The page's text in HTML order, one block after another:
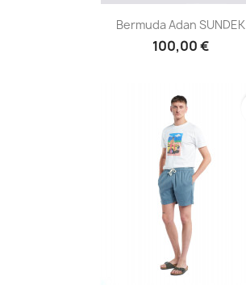
Bermuda Adan SUNDEK
100,00 €